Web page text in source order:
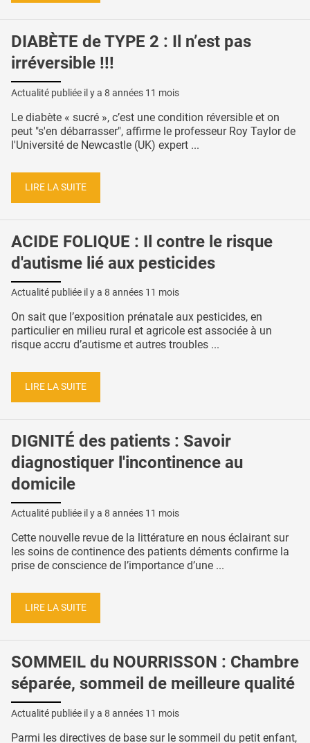
DIABÈTE de TYPE 2 : Il n’est pas
irréversible !!!
Actualité publiée il y a 8 années 11 mois
Le diabète « sucré », c’est une condition réversible et on
peut "s'en débarrasser", affirme le professeur Roy Taylor de
l'Université de Newcastle (UK) expert ...
LIRE LA SUITE
ACIDE FOLIQUE : Il contre le risque
d'autisme lié aux pesticides
Actualité publiée il y a 8 années 11 mois
On sait que l’exposition prénatale aux pesticides, en
particulier en milieu rural et agricole est associée à un
risque accru d’autisme et autres troubles ...
LIRE LA SUITE
DIGNITÉ des patients : Savoir
diagnostiquer l'incontinence au
domicile
Actualité publiée il y a 8 années 11 mois
Cette nouvelle revue de la littérature en nous éclairant sur
les soins de continence des patients déments confirme la
prise de conscience de l’importance d’une ...
LIRE LA SUITE
SOMMEIL du NOURRISSON : Chambre
séparée, sommeil de meilleure qualité
Actualité publiée il y a 8 années 11 mois
Parmi les directives de base sur le sommeil du petit enfant,